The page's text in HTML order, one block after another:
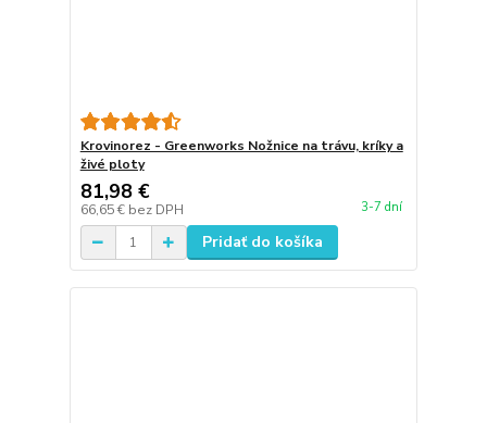
Krovinorez - Greenworks Nožnice na trávu, kríky a
živé ploty
81,98 €
66,65 € bez DPH 3-7 dní
Pridať do košíka